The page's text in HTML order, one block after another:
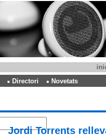
Directori Novetats
Jordi Torrents